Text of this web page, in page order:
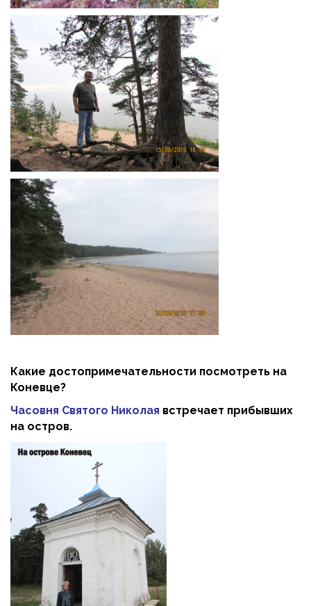
Какие достопримечательности посмотреть на
Коневце?
Часовня Святого Николая встречает прибывших
на остров.